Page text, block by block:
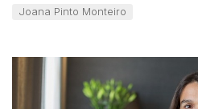
Joana Pinto Monteiro